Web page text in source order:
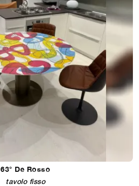
63° De Rosso
tavolo fisso